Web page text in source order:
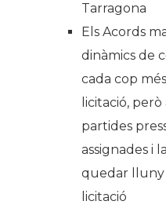
Tarragona
Els Acords
dinàmics de
cada cop
licitació,
partides
assignades i
quedar lluny
licitació